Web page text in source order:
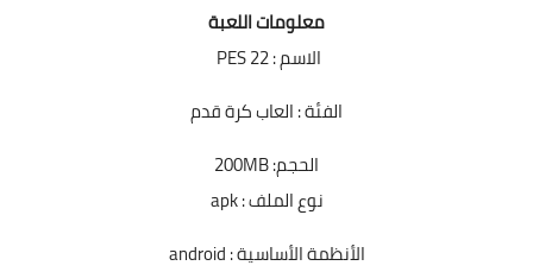
معلومات اللعبة
الاسم : PES 22
الفئة : العاب كرة قدم
الحجم: 200MB
نوع الملف : apk
الأنظمة الأساسية : android